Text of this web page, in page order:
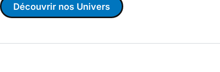
Découvrir nos Univers